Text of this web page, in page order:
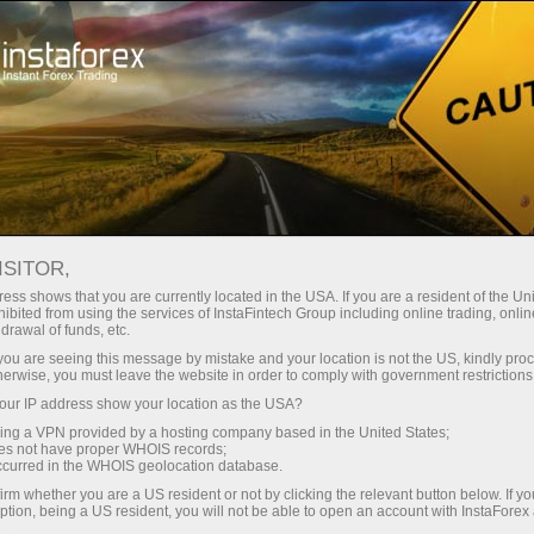
Para Operadores Forex Analytics
Forex Analytics
Le presentamos la sección de análisis de Forex
actualizada diariamente, donde encontrará
reseñas de reconocidos expertos en los
mercados de divisas e información financiera
actualizada.
shows that you are currently located in the USA. If you are a resident of the
from using the services of InstaFintech Group including online trading,
of funds, etc.
are seeing this message by mistake and your location is not the US, kindly
you must leave the website in order to comply with government
IP address show your location as the USA?
a VPN provided by a hosting company based in the United States;
not have proper WHOIS records;
in the WHOIS geolocation database.
whether you are a US resident or not by clicking the relevant button below. If
being a US resident, you will not be able to open an account with InstaForex